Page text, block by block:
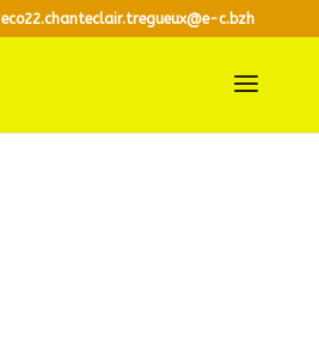
eco22.chanteclair.tregueux@e-c.bzh